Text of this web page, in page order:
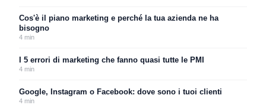
Cos'è il piano marketing e perché la tua azienda ne ha
bisogno
4 min
I 5 errori di marketing che fanno quasi tutte le PMI
4 min
Google, Instagram o Facebook: dove sono i tuoi clienti
4 min